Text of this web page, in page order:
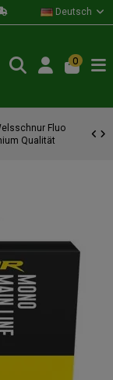
Deutsch
0
Fluo
Qualität